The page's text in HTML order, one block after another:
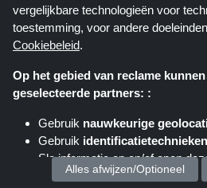
Shoppingspout SE
Over ons
Algemene Voorwaarden
Mobiele apps
vergelijkbare technologieën voor
toestemming, voor andere
Cookiebeleid.
Op het gebied van reclame
geselecteerde partners: :
Gebruik nauwkeurige
Gebruik identificatietechnieken
Sla informatie op en/of open
Alles afwijzen/Optioneel